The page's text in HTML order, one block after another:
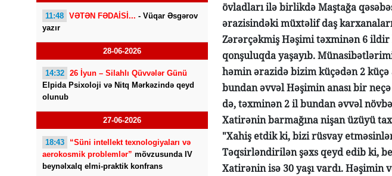
11:48 VƏTƏN FƏDAİSİ... - Vüqar Əsgərov
yazır
28-06-2026
14:32 26 İyun – Silahlı Qüvvələr Günü
Elpida Psixoloji və Nitq Mərkəzində qeyd
olunub
27-06-2026
18:43
“Süni intellekt texnologiyaları və
aerokosmik problemlər” mövzusunda IV
beynəlxalq elmi-praktik konfrans
övladları ilə birlikdə Maştağa
ərazisindəki müxtəlif daş
Zərərçəkmiş Həşimi təxminən 6
qonşuluqda yaşayıb.
həmin ərazidə bizim küçədən 2
bundan əvvəl Həşimin anası bir
də, təxminən 2 il bundan əvvəl
Xatirənin barmağına nişan üzüyü
"Xahiş etdik ki, bizi rüsvay
Təqsirləndirilən şəxs qeyd edib ki,
Xatirənin isə 30 yaşı vardı. Həşimin